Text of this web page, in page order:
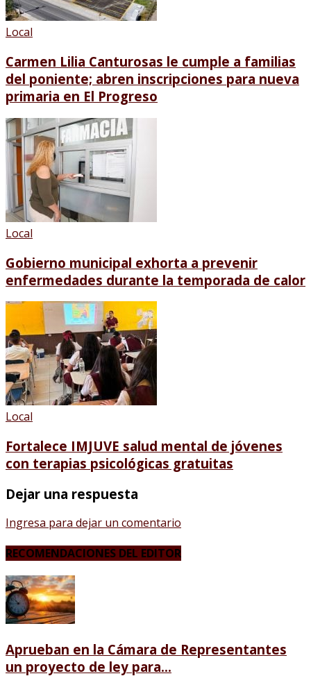
Local
Carmen Lilia Canturosas le cumple a familias
del poniente; abren inscripciones para nueva
primaria en El Progreso
Local
Gobierno municipal exhorta a prevenir
enfermedades durante la temporada de calor
Local
Fortalece IMJUVE salud mental de jóvenes
con terapias psicológicas gratuitas
Dejar una respuesta
Ingresa para dejar un comentario
RECOMENDACIONES DEL EDITOR
Aprueban en la Cámara de Representantes
un proyecto de ley para...